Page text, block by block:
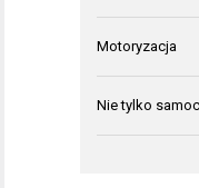
Motoryzacja
Nie tylko